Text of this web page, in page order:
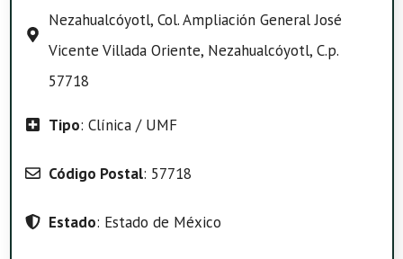
Nezahualcóyotl, Col. Ampliación General José
Vicente Villada Oriente, Nezahualcóyotl, C.p.
57718
Tipo: Clínica / UMF
Código Postal: 57718
Estado: Estado de México